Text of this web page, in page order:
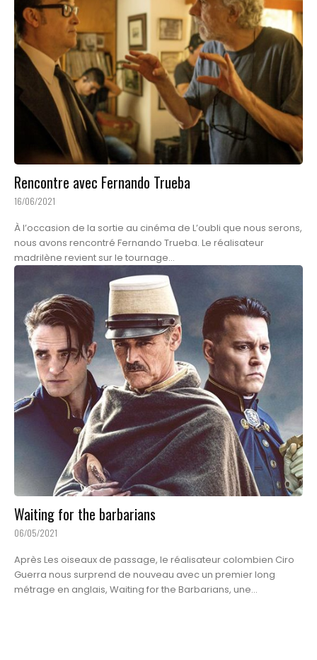
Rencontre avec Fernando Trueba
16/06/2021
À l’occasion de la sortie au cinéma de L’oubli que nous serons,
nous avons rencontré Fernando Trueba. Le réalisateur
madrilène revient sur le tournage...
Waiting for the barbarians
06/05/2021
Après Les oiseaux de passage, le réalisateur colombien Ciro
Guerra nous surprend de nouveau avec un premier long
métrage en anglais, Waiting for the Barbarians, une...